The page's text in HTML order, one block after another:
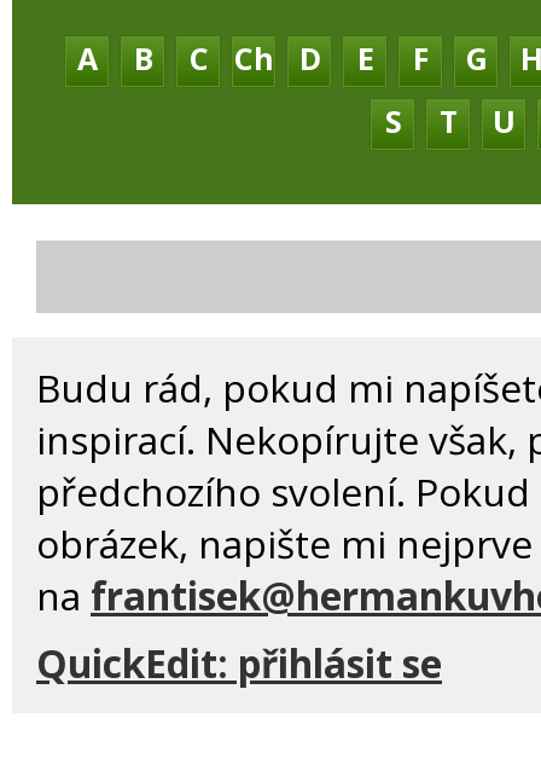
A B C Ch D E F G
S
T U
Budu rád, pokud mi
inspirací. Nekopírujte však,
předchozího svolení.
obrázek, napište mi nejprve
na
QuickEdit: přihlásit se